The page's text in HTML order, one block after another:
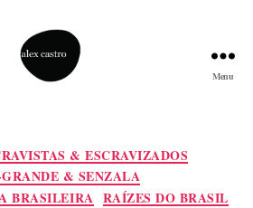
Menu
Categorias
& ESCRAVIZADOS
& SENZALA
BRASILEIRA RAÍZES DO BRASIL